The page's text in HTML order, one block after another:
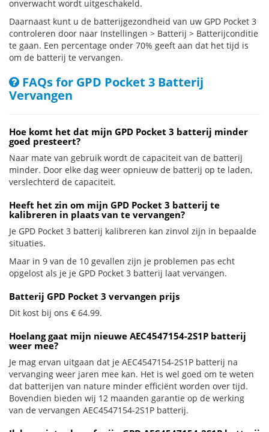
onverwacht wordt uitgeschakeld.
Daarnaast kunt u de batterijgezondheid van uw GPD Pocket 3
controleren door naar Instellingen > Batterij > Batterijconditie
te gaan. Een percentage onder 70% geeft aan dat het tijd is
om de batterij te vervangen.
FAQs for GPD Pocket 3 Batterij
Vervangen
Hoe komt het dat mijn GPD Pocket 3 batterij minder
goed presteert?
Naar mate van gebruik wordt de capaciteit van de batterij
minder. Door elke dag weer opnieuw de batterij op te laden,
verslechterd de capaciteit.
Heeft het zin om mijn GPD Pocket 3 batterij te
kalibreren in plaats van te vervangen?
Je GPD Pocket 3 batterij kalibreren kan zinvol zijn in bepaalde
situaties.
Maar in 9 van de 10 gevallen zijn je problemen pas echt
opgelost als je je GPD Pocket 3 batterij laat vervangen.
Batterij GPD Pocket 3 vervangen prijs
Dit kost bij ons € 64.99.
Hoelang gaat mijn nieuwe AEC4547154-2S1P batterij
weer mee?
Je mag ervan uitgaan dat je AEC4547154-2S1P batterij na
vervanging weer jaren mee kan. Het is wel goed om te weten
dat batterijen van nature minder efficiënt worden over tijd.
Bovendien bieden wij 12 maanden garantie op de werking
van de vervangen AEC4547154-2S1P batterij.